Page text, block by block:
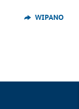
WIPANO